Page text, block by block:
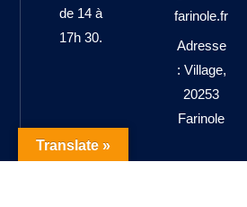
de 14 à
17h 30.
farinole.fr
Adresse
: Village,
20253
Farinole
Translate »